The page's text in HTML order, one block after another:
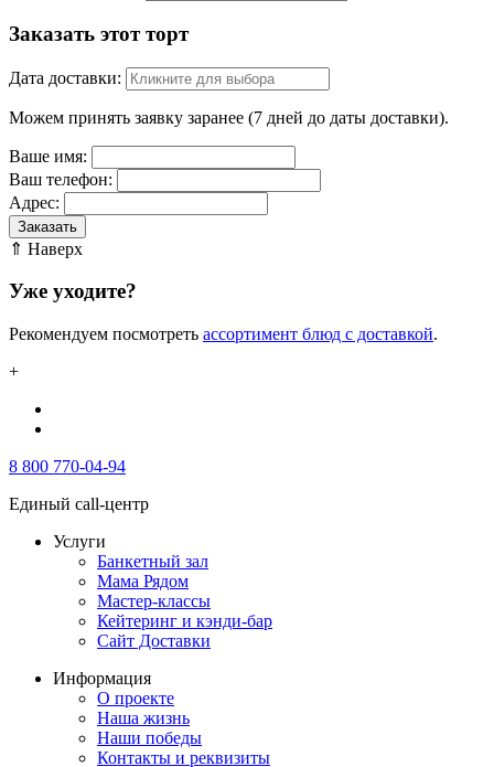
Заказать этот торт
Дата доставки:
Можем принять заявку заранее (7 дней до даты доставки).
Ваше имя:
Ваш телефон:
Адрес:
Заказать
⇑ Наверх
Уже уходите?
Рекомендуем посмотреть ассортимент блюд с доставкой.
+
8 800 770-04-94
Единый call-центр
Услуги
Банкетный зал
Мама Рядом
Мастер-классы
Кейтеринг и кэнди-бар
Сайт Доставки
Информация
О проекте
Наша жизнь
Наши победы
Контакты и реквизиты